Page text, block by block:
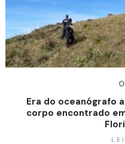
Era do oceanógrafo
corpo encontrado